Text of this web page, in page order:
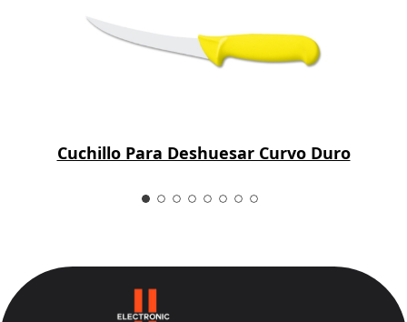
Cuchillo Para Deshuesar Curvo Duro